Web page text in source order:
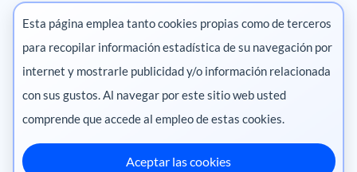
Contáctanos
Marketing digital
Pharma
México ·
Esta página emplea tanto cookies propias como de terceros
para recopilar información estadística de su navegación por
internet y mostrarle publicidad y/o información relacionada
con sus gustos. Al navegar por este sitio web usted
comprende que accede al empleo de estas cookies.
Aceptar las cookies